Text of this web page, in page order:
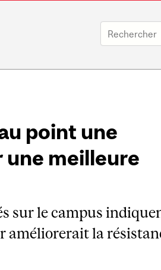
point une
meilleure
sur le campus
améliorerait la